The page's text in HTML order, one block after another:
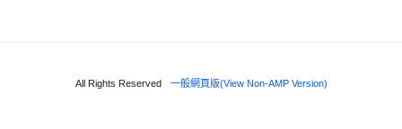
All Rights Reserved 一般網頁版(View Non-AMP Version)